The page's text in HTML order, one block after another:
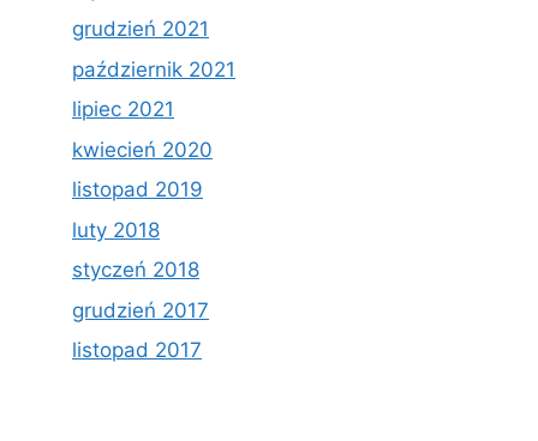
grudzień 2021
październik 2021
lipiec 2021
kwiecień 2020
listopad 2019
luty 2018
styczeń 2018
grudzień 2017
listopad 2017